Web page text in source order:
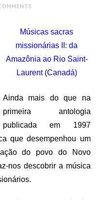
Músicas sacras
missionárias II: da
Amazônia ao Rio Saint-
Laurent (Canadá)
Ainda mais do que na
primeira antologia
publicada em 1997
que desempenhou um
do povo do Novo
nos descobrir a música